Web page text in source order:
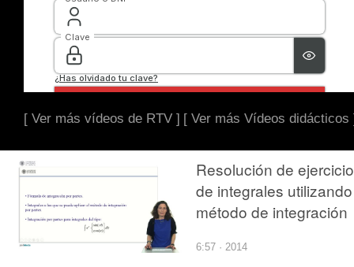
[ Ver más vídeos de RTV ] [ Ver más Vídeos didácticos
Resolución de
de integrales
método de integración
6:57 · 2014